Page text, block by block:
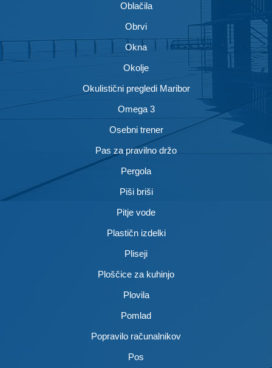
Oblačila
Obrvi
Okna
Okolje
Okulistični pregledi Maribor
Omega 3
Osebni trener
Pas za pravilno držo
Pergola
Piši briši
Pitje vode
Plastičn izdelki
Pliseji
Ploščice za kuhinjo
Plovila
Pomlad
Popravilo računalnikov
Pos